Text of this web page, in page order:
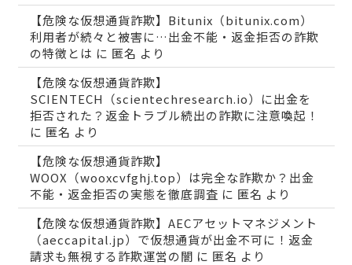
【危険な仮想通貨詐欺】Bitunix（bitunix.com）
利用者が続々と被害に…出金不能・返金拒否の詐欺
の特徴とは に 匿名 より
【危険な仮想通貨詐欺】
SCIENTECH（scientechresearch.io）に出金を
拒否された？返金トラブル続出の詐欺に注意喚起！
に 匿名 より
【危険な仮想通貨詐欺】
WOOX（wooxcvfghj.top）は完全な詐欺か？出金
不能・返金拒否の実態を徹底調査 に 匿名 より
【危険な仮想通貨詐欺】AECアセットマネジメント
（aeccapital.jp）で仮想通貨が出金不可に！返金
請求も無視する詐欺運営の闇 に 匿名 より